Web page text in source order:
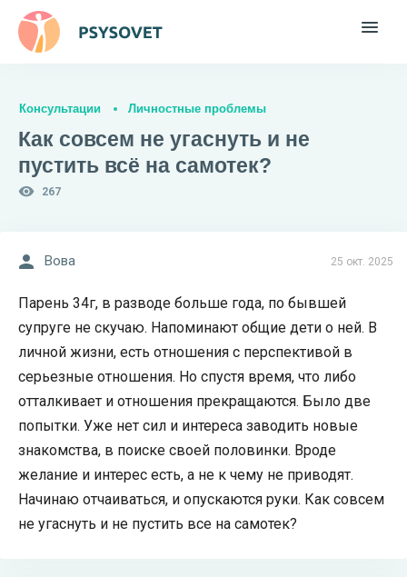
Консультации Личностные проблемы
Как совсем не угаснуть и не
пустить всё на самотек?
267
25 окт. 2025
Вова
Парень 34г, в разводе больше года, по бывшей
супруге не скучаю. Напоминают общие дети о ней. В
личной жизни, есть отношения с перспективой в
серьезные отношения. Но спустя время, что либо
отталкивает и отношения прекращаются. Было две
попытки. Уже нет сил и интереса заводить новые
знакомства, в поиске своей половинки. Вроде
желание и интерес есть, а не к чему не приводят.
Начинаю отчаиваться, и опускаются руки. Как совсем
не угаснуть и не пустить все на самотек?